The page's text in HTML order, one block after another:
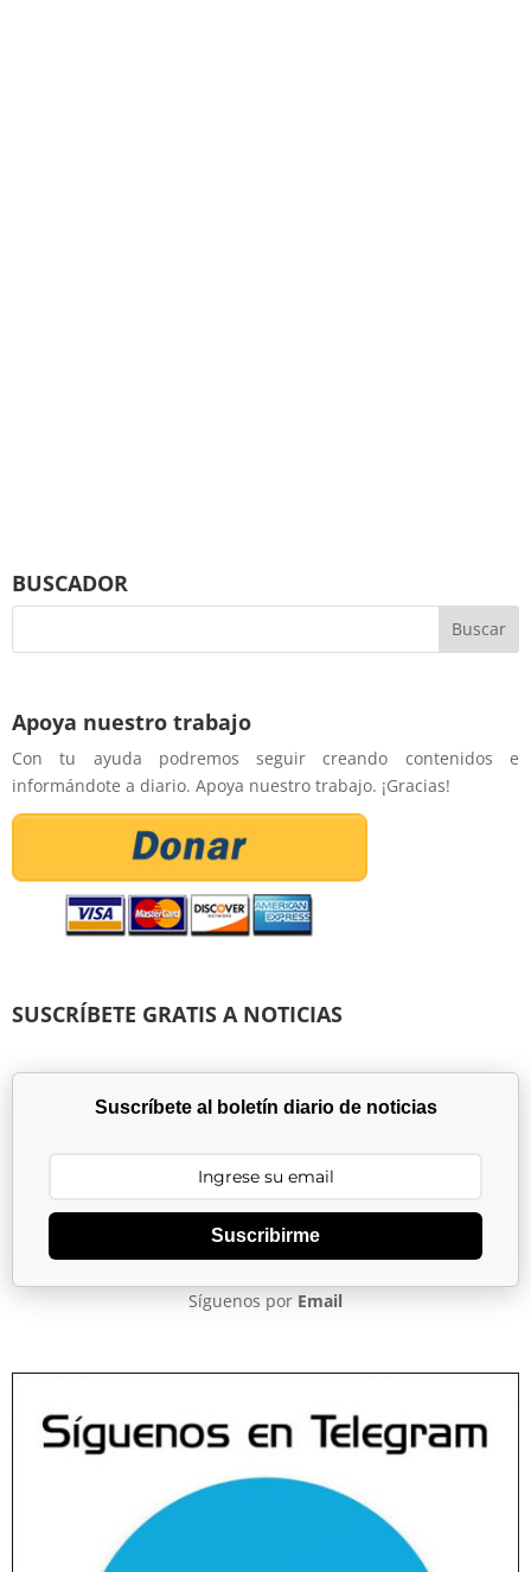
BUSCADOR
Apoya nuestro trabajo
Con tu ayuda podremos seguir creando contenidos e
informándote a diario. Apoya nuestro trabajo. ¡Gracias!
SUSCRÍBETE GRATIS A NOTICIAS
Suscríbete al boletín diario de noticias
Suscribirme
Síguenos por Email